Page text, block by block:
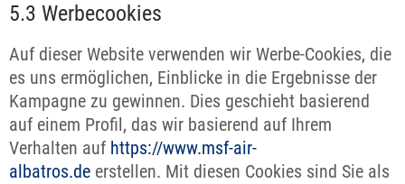
5.3 Werbecookies
Auf dieser Website verwenden wir Werbe-Cookies, die
es uns ermöglichen, Einblicke in die Ergebnisse der
Kampagne zu gewinnen. Dies geschieht basierend
auf einem Profil, das wir basierend auf Ihrem
Verhalten auf https://www.msf-air-
albatros.de erstellen. Mit diesen Cookies sind Sie als